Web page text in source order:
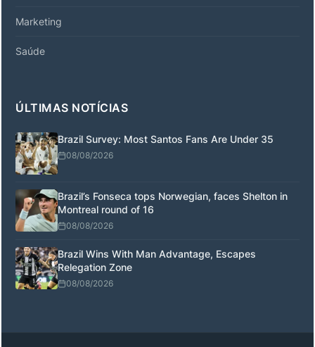
Marketing
Saúde
ÚLTIMAS NOTÍCIAS
Brazil Survey: Most Santos Fans Are Under 35
08/08/2026
Brazil’s Fonseca tops Norwegian, faces Shelton in
Montreal round of 16
08/08/2026
Brazil Wins With Man Advantage, Escapes
Relegation Zone
08/08/2026